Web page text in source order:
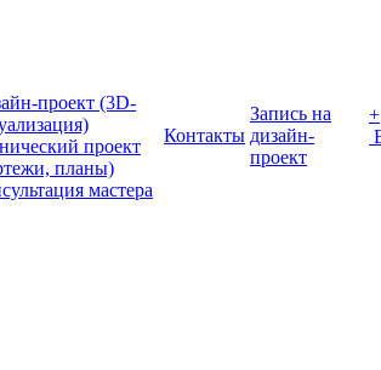
проект (3D-
проект
планы)
мастера
Контакты
Запись на
дизайн-
проект
+